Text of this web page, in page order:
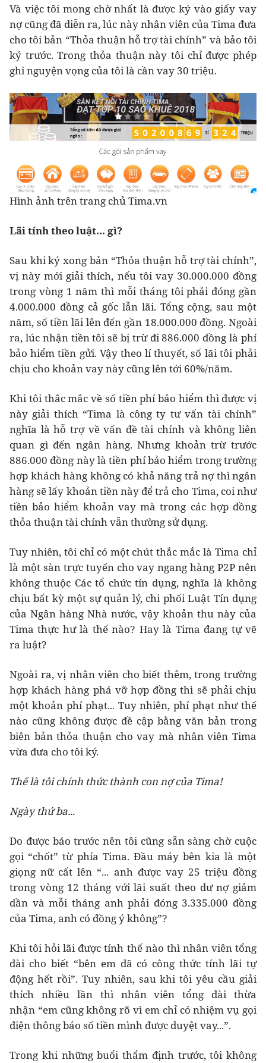
Và việc tôi mong chờ nhất là được ký vào giấy vay
nợ cũng đã diễn ra, lúc này nhân viên của Tima đưa
cho tôi bản “Thỏa thuận hỗ trợ tài chính” và bảo tôi
ký trước. Trong thỏa thuận này tôi chỉ được phép
ghi nguyện vọng của tôi là cần vay 30 triệu.
Hình ảnh trên trang chủ Tima.vn
Lãi tính theo luật... gì?
Sau khi ký xong bản “Thỏa thuận hỗ trợ tài chính”,
vị này mới giải thích, nếu tôi vay 30.000.000 đồng
trong vòng 1 năm thì mỗi tháng tôi phải đóng gần
4.000.000 đồng cả gốc lẫn lãi. Tổng cộng, sau một
năm, số tiền lãi lên đến gần 18.000.000 đồng. Ngoài
ra, lúc nhận tiền tôi sẽ bị trừ đi 886.000 đồng là phí
bảo hiểm tiền gửi. Vậy theo lí thuyết, số lãi tôi phải
chịu cho khoản vay này cũng lên tới 60%/năm.
Khi tôi thắc mắc về số tiền phí bảo hiểm thì được vị
này giải thích “Tima là công ty tư vấn tài chính”
nghĩa là hỗ trợ về vấn đề tài chính và không liên
quan gì đến ngân hàng. Nhưng khoản trừ trước
886.000 đồng này là tiền phí bảo hiểm trong trường
hợp khách hàng không có khả năng trả nợ thì ngân
hàng sẽ lấy khoản tiền này để trả cho Tima, coi như
tiền bảo hiểm khoản vay mà trong các hợp đồng
thỏa thuận tài chính vẫn thường sử dụng.
Tuy nhiên, tôi chỉ có một chút thắc mắc là Tima chỉ
là một sàn trực tuyến cho vay ngang hàng P2P nên
không thuộc Các tổ chức tín dụng, nghĩa là không
chịu bất kỳ một sự quản lý, chi phối Luật Tín dụng
của Ngân hàng Nhà nước, vậy khoản thu này của
Tima thực hư là thế nào? Hay là Tima đang tự vẽ
ra luật?
Ngoài ra, vị nhân viên cho biết thêm, trong trường
hợp khách hàng phá vỡ hợp đồng thì sẽ phải chịu
một khoản phí phạt... Tuy nhiên, phí phạt như thế
nào cũng không được đề cập bằng văn bản trong
biên bản thỏa thuận cho vay mà nhân viên Tima
vừa đưa cho tôi ký.
Thế là tôi chính thức thành con nợ của Tima!
Ngày thứ ba...
Do được báo trước nên tôi cũng sẵn sàng chờ cuộc
gọi “chốt” từ phía Tima. Đầu máy bên kia là một
giọng nữ cất lên “... anh được vay 25 triệu đồng
trong vòng 12 tháng với lãi suất theo dư nợ giảm
dần và mỗi tháng anh phải đóng 3.335.000 đồng
của Tima, anh có đồng ý không”?
Khi tôi hỏi lãi được tính thế nào thì nhân viên tổng
đài cho biết “bên em đã có công thức tính lãi tự
động hết rồi”. Tuy nhiên, sau khi tôi yêu cầu giải
thích nhiều lần thì nhân viên tổng đài thừa
nhận “em cũng không rõ vì em chỉ có nhiệm vụ gọi
điện thông báo số tiền mình được duyệt vay...”.
Trong khi những buổi thẩm định trước, tôi không